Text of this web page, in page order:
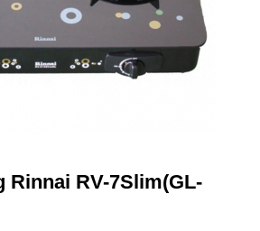
Rinnai RV-7Slim(GL-